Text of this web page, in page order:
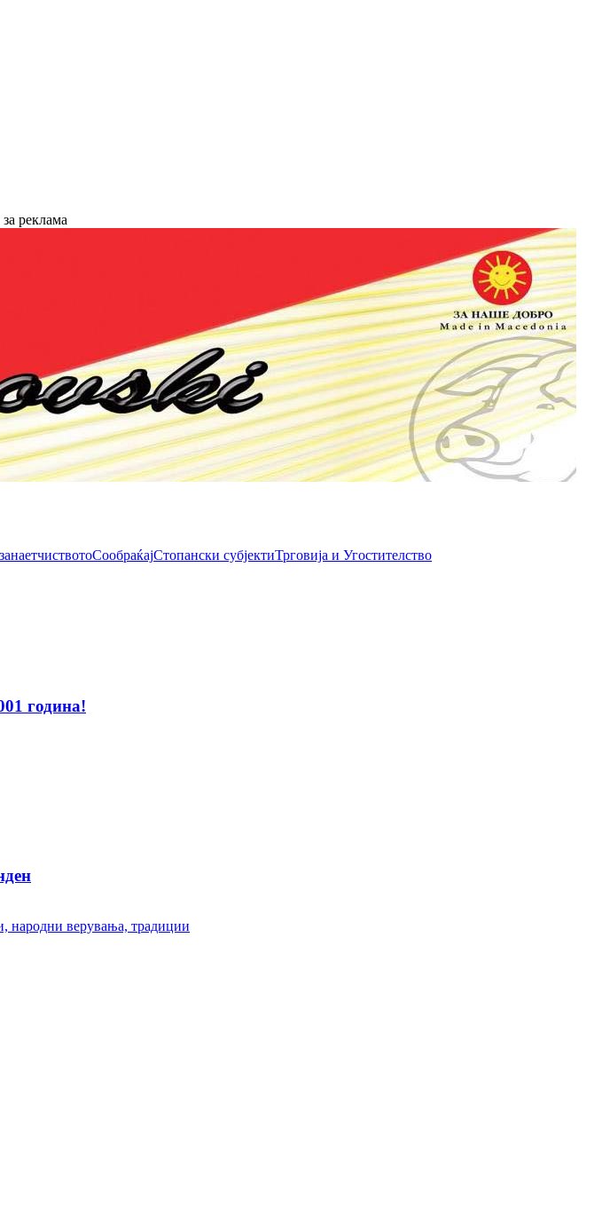
реклама
СообраќајСтопански субјектиТрговија и Угостителство
година!
народни верувања, традиции